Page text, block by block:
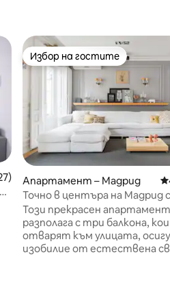
4,86 от 5, 627 отзива
Избор на гостите
Избор на гостите
Апартамент – Мадрид
Точно в центъра на Мадрид
проектор
Този прекрасен апартамент
разполага с три балкона,
отварят към улицата,
изобилие от естествена